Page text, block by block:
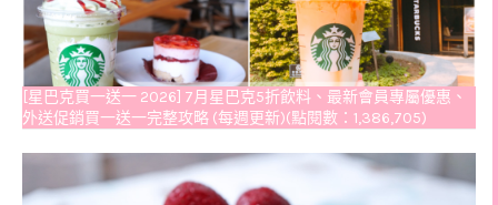
[星巴克買一送一 2026] 7月星巴克5折飲料、最新會員專屬優惠、
外送促銷買一送一完整攻略 (每週更新)(點閱數：1,386,705)